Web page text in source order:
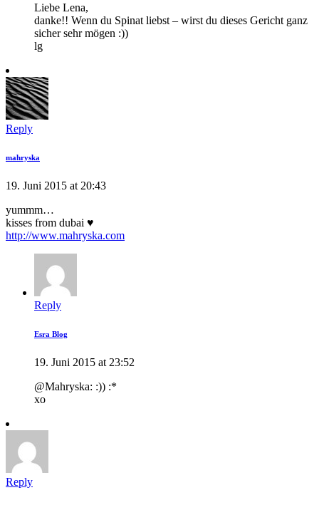
Liebe Lena,
danke!! Wenn du Spinat liebst – wirst du dieses Gericht ganz
sicher sehr mögen :))
lg
Reply
mahryska
19. Juni 2015 at 20:43
yummm…
kisses from dubai ♥
http://www.mahryska.com
Reply
Esra Blog
19. Juni 2015 at 23:52
@Mahryska: :)) :*
xo
Reply